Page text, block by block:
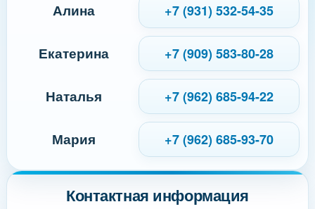
Контактная информация
Алина +7 (931) 532-54-35
Екатерина +7 (909) 583-80-28
Наталья +7 (962) 685-94-22
Мария +7 (962) 685-93-70